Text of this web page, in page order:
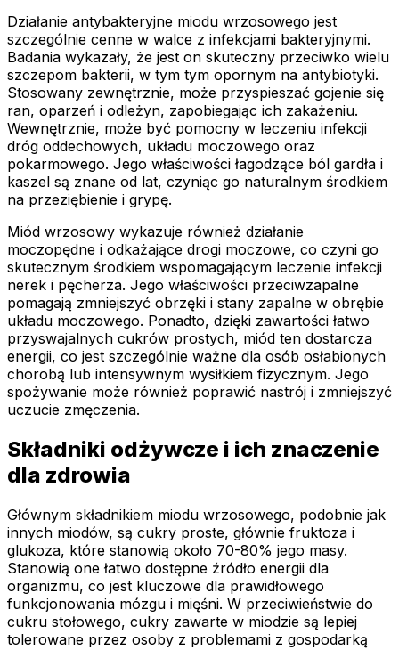
Działanie antybakteryjne miodu wrzosowego jest
szczególnie cenne w walce z infekcjami bakteryjnymi.
Badania wykazały, że jest on skuteczny przeciwko wielu
szczepom bakterii, w tym tym opornym na antybiotyki.
Stosowany zewnętrznie, może przyspieszać gojenie się
ran, oparzeń i odleżyn, zapobiegając ich zakażeniu.
Wewnętrznie, może być pomocny w leczeniu infekcji
dróg oddechowych, układu moczowego oraz
pokarmowego. Jego właściwości łagodzące ból gardła i
kaszel są znane od lat, czyniąc go naturalnym środkiem
na przeziębienie i grypę.
Miód wrzosowy wykazuje również działanie
moczopędne i odkażające drogi moczowe, co czyni go
skutecznym środkiem wspomagającym leczenie infekcji
nerek i pęcherza. Jego właściwości przeciwzapalne
pomagają zmniejszyć obrzęki i stany zapalne w obrębie
układu moczowego. Ponadto, dzięki zawartości łatwo
przyswajalnych cukrów prostych, miód ten dostarcza
energii, co jest szczególnie ważne dla osób osłabionych
chorobą lub intensywnym wysiłkiem fizycznym. Jego
spożywanie może również poprawić nastrój i zmniejszyć
uczucie zmęczenia.
Składniki odżywcze i ich znaczenie
dla zdrowia
Głównym składnikiem miodu wrzosowego, podobnie jak
innych miodów, są cukry proste, głównie fruktoza i
glukoza, które stanowią około 70-80% jego masy.
Stanowią one łatwo dostępne źródło energii dla
organizmu, co jest kluczowe dla prawidłowego
funkcjonowania mózgu i mięśni. W przeciwieństwie do
cukru stołowego, cukry zawarte w miodzie są lepiej
tolerowane przez osoby z problemami z gospodarką